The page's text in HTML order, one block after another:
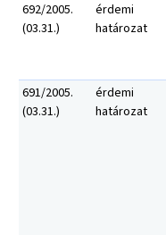
692/2005.
(03.31.)
érdemi
határozat
691/2005.
(03.31.)
érdemi
határozat